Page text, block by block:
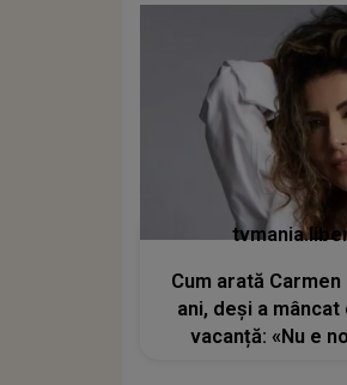
Cum arată
ani, deși a
vacanță: «Nu e